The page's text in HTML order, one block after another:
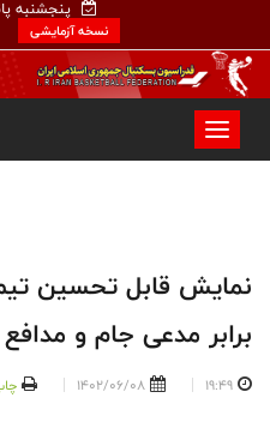
پنجشنبه
نسخه آزمایشی
نمایش قابل تحسین
برابر مدعی جام و
19:49
1402/06/08